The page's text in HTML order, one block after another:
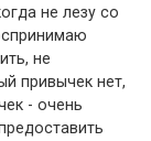
не лезу со
не
привычек нет,
- очень